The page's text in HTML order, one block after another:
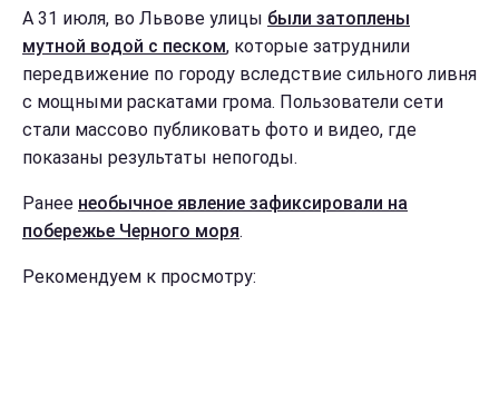
А 31 июля, во Львове улицы были затоплены
мутной водой с песком, которые затруднили
передвижение по городу вследствие сильного ливня
с мощными раскатами грома. Пользователи сети
стали массово публиковать фото и видео, где
показаны результаты непогоды.
Ранее необычное явление зафиксировали на
побережье Черного моря.
Рекомендуем к просмотру: